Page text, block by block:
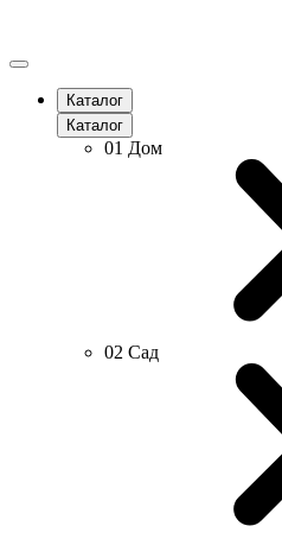
Каталог
Каталог
01 Дом
02 Сад